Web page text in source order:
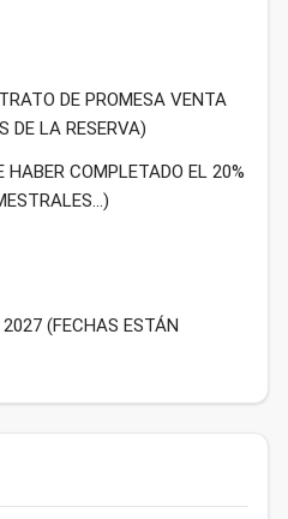
DE PROMESA VENTA
DE LA RESERVA)
HABER COMPLETADO EL 20%
(FECHAS ESTÁN